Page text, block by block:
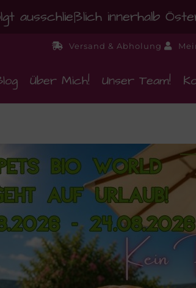
ausschließlich innerhalb
Versand & Abholung
Über Mich! Unser Team!